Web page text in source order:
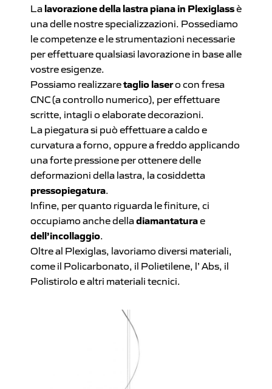
Lalavorazione della lastra piana in Plexiglassè
una delle nostre specializzazioni. Possediamo
le competenze e le strumentazioni necessarie
per effettuare qualsiasi lavorazione in base alle
vostre esigenze.
Possiamo realizzaretaglio lasero con fresa
CNC (a controllo numerico), per effettuare
scritte, intagli o elaborate decorazioni.
La piegatura si può effettuare a caldo e
curvatura a forno, oppure a freddo applicando
una forte pressione per ottenere delle
deformazioni della lastra, la cosiddetta
pressopiegatura.
Infine, per quanto riguarda le finiture, ci
occupiamo anche delladiamantaturae
dell’incollaggio.
Oltre al Plexiglas, lavoriamo diversi materiali,
come il Policarbonato, il Polietilene, l’ Abs, il
Polistirolo e altri materiali tecnici.